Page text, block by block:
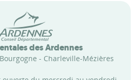
Conseil départemental des
des Ardennes
- Charleville-Mézières